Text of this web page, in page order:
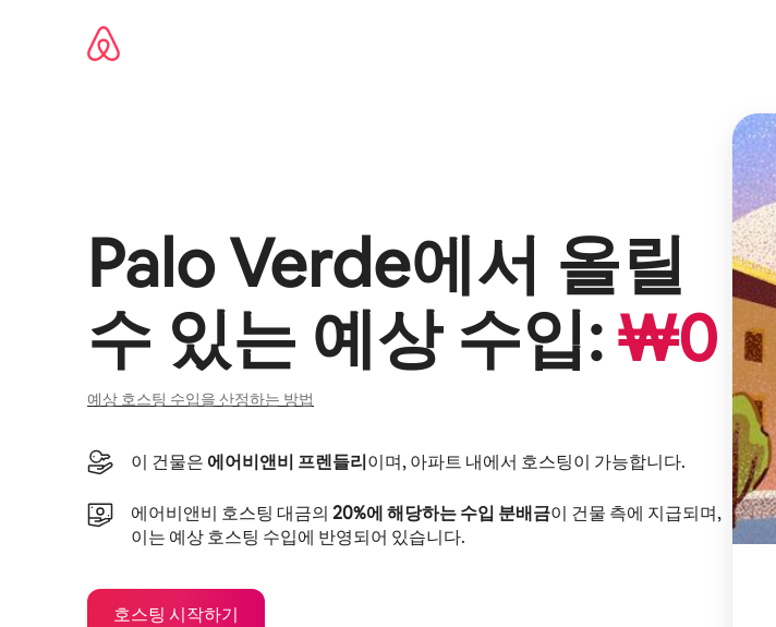
Palo Verde에서 올릴
수 있는 예상 수입:₩0
예상 호스팅 수입을 산정하는 방법
이 건물은 에어비앤비 프렌들리이며, 아파트 내에서 호스팅이 가능합니다.
에어비앤비 호스팅 대금의 20%에 해당하는 수입 분배금이 건물 측에 지급되며,
이는 예상 호스팅 수입에 반영되어 있습니다.
호스팅 시작하기